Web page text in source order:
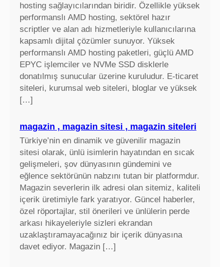
hosting sağlayıcılarından biridir. Özellikle yüksek
performanslı AMD hosting, sektörel hazır
scriptler ve alan adı hizmetleriyle kullanıcılarına
kapsamlı dijital çözümler sunuyor. Yüksek
performanslı AMD hosting paketleri, güçlü AMD
EPYC işlemciler ve NVMe SSD disklerle
donatılmış sunucular üzerine kuruludur. E-ticaret
siteleri, kurumsal web siteleri, bloglar ve yüksek
[…]
magazin , magazin sitesi , magazin siteleri
Türkiye’nin en dinamik ve güvenilir magazin
sitesi olarak, ünlü isimlerin hayatından en sıcak
gelişmeleri, şov dünyasının gündemini ve
eğlence sektörünün nabzını tutan bir platformdur.
Magazin severlerin ilk adresi olan sitemiz, kaliteli
içerik üretimiyle fark yaratıyor. Güncel haberler,
özel röportajlar, stil önerileri ve ünlülerin perde
arkası hikayeleriyle sizleri ekrandan
uzaklaştıramayacağınız bir içerik dünyasına
davet ediyor. Magazin […]